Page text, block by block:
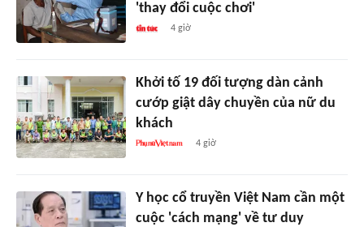
'thay đổi cuộc chơi'
4 giờ
Khởi tố 19 đối tượng dàn cảnh
cướp giật dây chuyền của nữ du
khách
4 giờ
Y học cổ truyền Việt Nam cần một
cuộc 'cách mạng' về tư duy